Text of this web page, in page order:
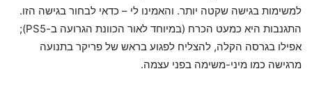
למשימות בגישה שקטה יותר. והאמינו לי – כדאי לבחור בגישה הזו.
התגנבות היא כמעט הכרח (במיוחד לאור הכוונת הגרועה ב-PS5);
אפילו בגרסה הקלה, להצליח לפגוע בראש של פריקר בתנועה
מרגישה כמו מיני-משימה בפני עצמה.